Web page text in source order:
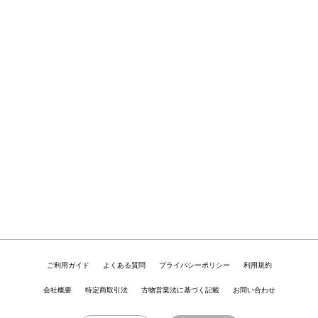
ご利用ガイド よくある質問 プライバシーポリシー 利用規約
会社概要 特定商取引法 古物営業法に基づく記載 お問い合わせ